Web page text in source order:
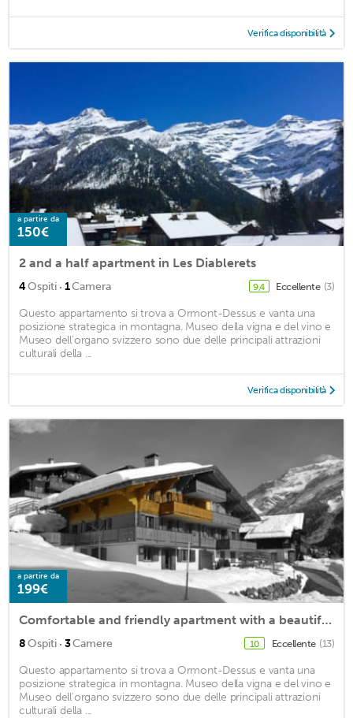
Verifica disponibilità
a partire da
150€
2 and a half apartment in Les Diablerets
4Ospiti · 1Camera 9,4 Eccellente (3)
Questo appartamento si trova a Ormont-Dessus e vanta una
posizione strategica in montagna. Museo della vigna e del vino e
Museo dell'organo svizzero sono due delle principali attrazioni
culturali della ...
Verifica disponibilità
a partire da
199€
Comfortable and friendly apartment with a beautiful view of the mountains
8Ospiti · 3Camere 10 Eccellente (13)
Questo appartamento si trova a Ormont-Dessus e vanta una
posizione strategica in montagna. Museo della vigna e del vino e
Museo dell'organo svizzero sono due delle principali attrazioni
culturali della ...